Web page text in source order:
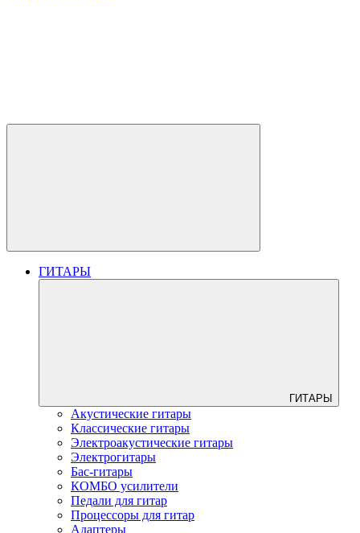
ГИТАРЫ
ГИТАРЫ
Акустические гитары
Классические гитары
Электроакустические гитары
Электрогитары
Бас-гитары
КОМБО усилители
Педали для гитар
Процессоры для гитар
Адаптеры